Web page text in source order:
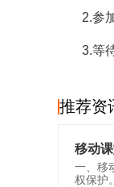
2.参
3.等
推荐资
移动
一、移
权保护